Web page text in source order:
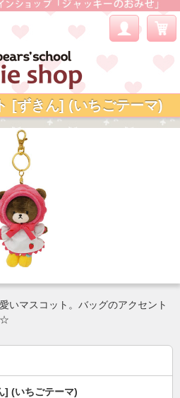
[ずきん] (いちごテーマ)
いマスコット。バッグのアクセント
☆
] (いちごテーマ)